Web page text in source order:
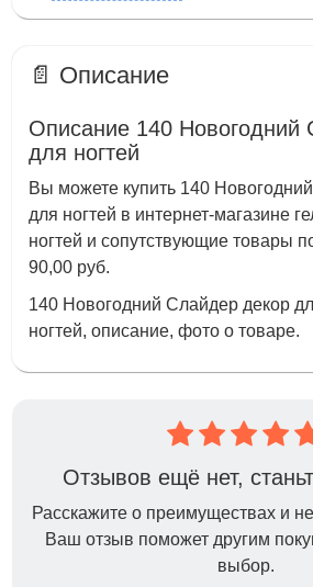
📄 Описание
Описание 140 Новогодний
для ногтей
Вы можете купить 140
для ногтей в интернет-магазине
ногтей и сопутствующие товары
90,00 руб.
140 Новогодний Слайдер декор
ногтей, описание, фото о товаре.
Отзывов ещё нет,
Расскажите о преимуществах и
Ваш отзыв поможет другим
выбор.